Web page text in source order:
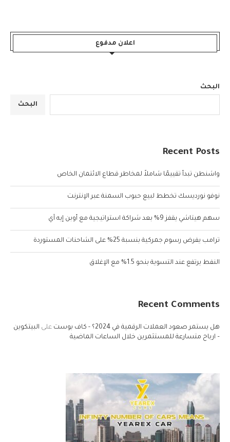
اعلان مدفوع
البحث
البحث
Recent Posts
واشنطن تبدأ تقييمًا شاملاً لمخاطر قطاع الائتمان الخاص
نوفو نورديسك تخطط لبيع حبوب السمنة عبر الإنترنت
سهم هيتاشي يقفز 9% بعد شراكة استراتيجية مع أوبن إيه آي
ترامب يفرض رسوم جمركية بنسبة 25% على الشاحنات المستوردة
النفط يرتفع عند التسوية بنحو 1.5% مع الإغلاق
Recent Comments
هل يستمر صعود العملات الرقمية في 2024؟ - كاف بوست على البيتكوين
– ارباح متسارعة للمستثمرين خلال الساعات الماضية